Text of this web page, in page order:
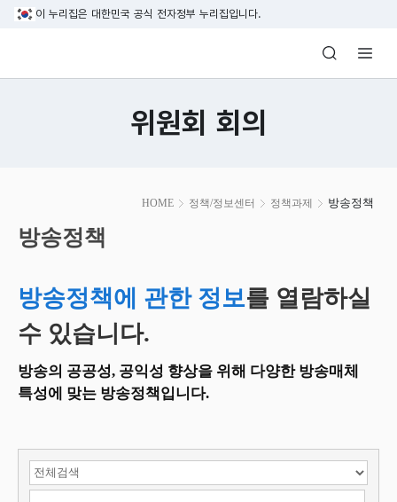
본문 바로가기
이 누리집은 대한민국 공식 전자정부 누리집입니다.
방송미디어통신위원회 Korea Media
위원회 회의
HOME 정책/정보센터 정책과제 방송정책
시
작
방송정책
방송정책에 관한 정보를 열람하실
수 있습니다.
방송의 공공성, 공익성 향상을 위해 다양한 방송매체
특성에 맞는 방송정책입니다.
검색 항목 선택